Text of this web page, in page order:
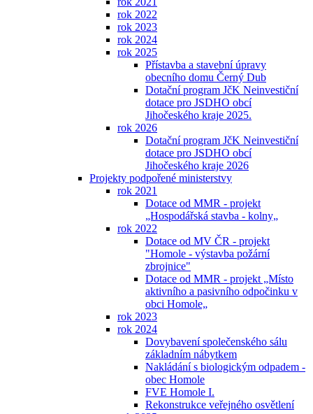
rok 2022
rok 2023
rok 2024
rok 2025
Přístavba a stavební úpravy
obecního domu Černý Dub
Dotační program JčK Neinvestiční
dotace pro JSDHO obcí
Jihočeského kraje 2025.
rok 2026
Dotační program JčK Neinvestiční
dotace pro JSDHO obcí
Jihočeského kraje 2026
Projekty podpořené ministerstvy
rok 2021
Dotace od MMR - projekt
„Hospodářská stavba - kolny„
rok 2022
Dotace od MV ČR - projekt
"Homole - výstavba požární
zbrojnice"
Dotace od MMR - projekt „Místo
aktivního a pasivního odpočinku v
obci Homole„
rok 2023
rok 2024
Dovybavení společenského sálu
základním nábytkem
Nakládání s biologickým odpadem -
obec Homole
FVE Homole I.
Rekonstrukce veřejného osvětlení